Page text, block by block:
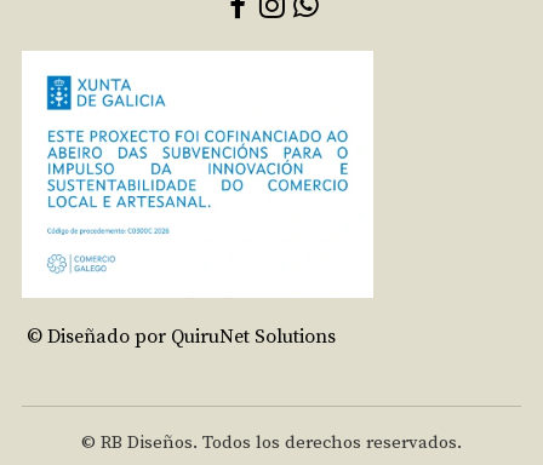
© Diseñado por QuiruNet Solutions
© RB Diseños. Todos los derechos reservados.